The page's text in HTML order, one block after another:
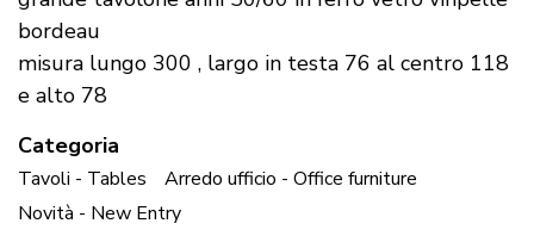
bordeau
misura lungo 300 , largo in testa 76 al centro 118
e alto 78
Categoria
Tavoli - Tables
Arredo ufficio - Office furniture
Novità - New Entry